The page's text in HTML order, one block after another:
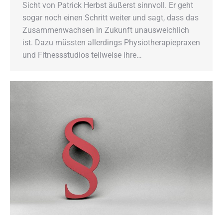
Sicht von Patrick Herbst äußerst sinnvoll. Er geht
sogar noch einen Schritt weiter und sagt, dass das
Zusammenwachsen in Zukunft unausweichlich
ist. Dazu müssten allerdings Physiotherapiepraxen
und Fitnessstudios teilweise ihre…